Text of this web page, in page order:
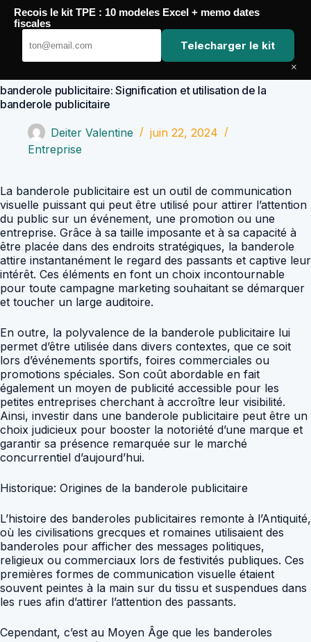
Passer
contenu
Comptabilité Job
banderole publicitaire: Signification et utilisation de la
banderole publicitaire
Deiter Valentine
juin 22, 2024
Entreprise
La banderole publicitaire est un outil de communication
visuelle puissant qui peut être utilisé pour attirer l’attention
du public sur un événement, une promotion ou une
entreprise. Grâce à sa taille imposante et à sa capacité à
être placée dans des endroits stratégiques, la banderole
attire instantanément le regard des passants et captive leur
intérêt. Ces éléments en font un choix incontournable
pour toute campagne marketing souhaitant se démarquer
et toucher un large auditoire.
En outre, la polyvalence de la banderole publicitaire lui
permet d’être utilisée dans divers contextes, que ce soit
lors d’événements sportifs, foires commerciales ou
promotions spéciales. Son coût abordable en fait
également un moyen de publicité accessible pour les
petites entreprises cherchant à accroître leur visibilité.
Ainsi, investir dans une banderole publicitaire peut être un
choix judicieux pour booster la notoriété d’une marque et
garantir sa présence remarquée sur le marché
concurrentiel d’aujourd’hui.
Historique: Origines de la banderole publicitaire
L’histoire des banderoles publicitaires remonte à l’Antiquité,
où les civilisations grecques et romaines utilisaient des
banderoles pour afficher des messages politiques,
religieux ou commerciaux lors de festivités publiques. Ces
premières formes de communication visuelle étaient
souvent peintes à la main sur du tissu et suspendues dans
les rues afin d’attirer l’attention des passants.
Cependant, c’est au Moyen Âge que les banderoles
Recois le kit TPE : 10 modeles Excel + memo dates
fiscales
Telecharger le kit
×